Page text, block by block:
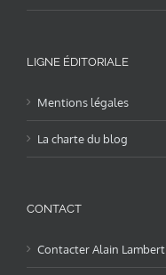
LIGNE ÉDITORIALE
Mentions légales
La charte du blog
CONTACT
Contacter Alain Lambert